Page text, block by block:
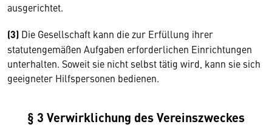
ausgerichtet.
(3) Die Gesellschaft kann die zur Erfüllung ihrer
statutengemäßen Aufgaben erforderlichen Einrichtungen
unterhalten. Soweit sie nicht selbst tätig wird, kann sie sich
geeigneter Hilfspersonen bedienen.
§ 3 Verwirklichung des Vereinszweckes